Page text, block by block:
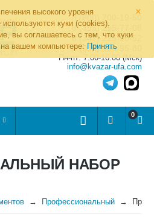
×
высокого уровня
куки (cookies).
вы соглашаетесь с тем, что куки
вашем компьютере: Принять
8 (800) 700-19-50
8 (495) 255-77-08
8 (347) 225-00-52
8 (986) 963-95-80
Пн-пт: 7.00-16.00 (Мск)
info@kvazar-ufa.com
0
НАБОР
Профессиональный